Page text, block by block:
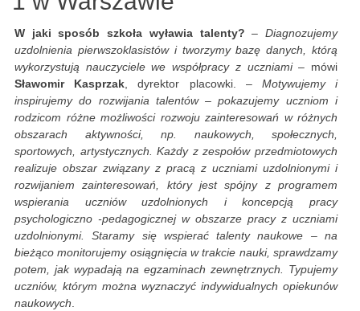
W jaki sposób szkoła wyławia talenty? –Diagnozujemy
uzdolnienia pierwszoklasistów i tworzymy bazę danych, którą
wykorzystują nauczyciele we współpracy z uczniami– mówi
Sławomir Kasprzak, dyrektor placowki. – Motywujemy i
inspirujemy do rozwijania talentów – pokazujemy uczniom i
rodzicom różne możliwości rozwoju zainteresowań w różnych
obszarach aktywności, np. naukowych, społecznych,
sportowych, artystycznych. Każdy z zespołów przedmiotowych
realizuje obszar związany z pracą z uczniami uzdolnionymi i
rozwijaniem zainteresowań, który jest spójny z programem
wspierania uczniów uzdolnionych i koncepcją pracy
psychologiczno -pedagogicznej w obszarze pracy z uczniami
uzdolnionymi. Staramy się wspierać talenty naukowe – na
bieżąco monitorujemy osiągnięcia w trakcie nauki, sprawdzamy
potem, jak wypadają na egzaminach zewnętrznych. Typujemy
uczniów, którym można wyznaczyć indywidualnych opiekunów
naukowych.